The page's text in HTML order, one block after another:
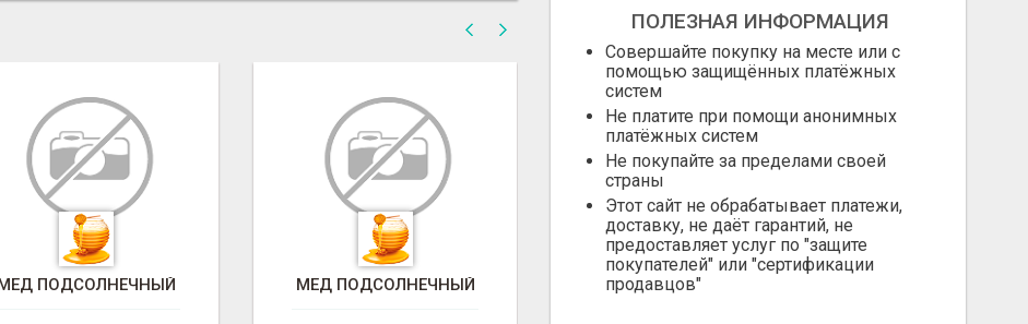
МЕД ПОДСОЛНЕЧНЫЙ МЕД ПРОДАМ МЕД ПОДСОЛНЕЧНЫЙ
ПОЛЕЗНАЯ ИНФОРМАЦИЯ
Совершайте покупку на месте или с
помощью защищённых платёжных
систем
Не платите при помощи анонимных
платёжных систем
Не покупайте за пределами своей
страны
Этот сайт не обрабатывает платежи,
доставку, не даёт гарантий, не
предоставляет услуг по "защите
покупателей" или "сертификации
продавцов"